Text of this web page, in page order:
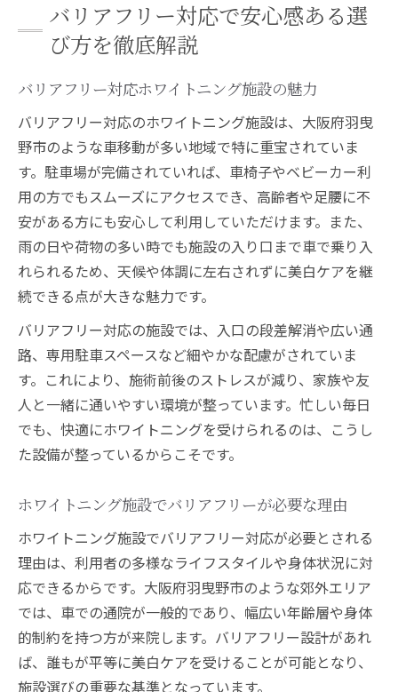
バリアフリー対応で安心感ある選
び方を徹底解説
バリアフリー対応ホワイトニング施設の魅力
バリアフリー対応のホワイトニング施設は、大阪府羽曳
野市のような車移動が多い地域で特に重宝されていま
す。駐車場が完備されていれば、車椅子やベビーカー利
用の方でもスムーズにアクセスでき、高齢者や足腰に不
安がある方にも安心して利用していただけます。また、
雨の日や荷物の多い時でも施設の入り口まで車で乗り入
れられるため、天候や体調に左右されずに美白ケアを継
続できる点が大きな魅力です。
バリアフリー対応の施設では、入口の段差解消や広い通
路、専用駐車スペースなど細やかな配慮がされていま
す。これにより、施術前後のストレスが減り、家族や友
人と一緒に通いやすい環境が整っています。忙しい毎日
でも、快適にホワイトニングを受けられるのは、こうし
た設備が整っているからこそです。
ホワイトニング施設でバリアフリーが必要な理由
ホワイトニング施設でバリアフリー対応が必要とされる
理由は、利用者の多様なライフスタイルや身体状況に対
応できるからです。大阪府羽曳野市のような郊外エリア
では、車での通院が一般的であり、幅広い年齢層や身体
的制約を持つ方が来院します。バリアフリー設計があれ
ば、誰もが平等に美白ケアを受けることが可能となり、
施設選びの重要な基準となっています。